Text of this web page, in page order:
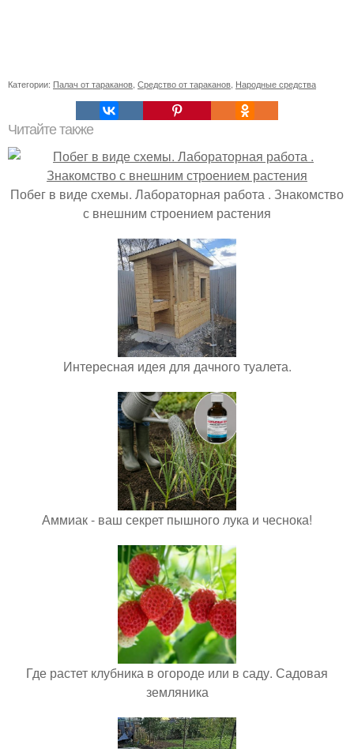
Категории: Палач от тараканов Средство от тараканов Народные средства
Читайте также
Побег в виде схемы. Лабораторная работа . Знакомство
с внешним строением растения
Интересная идея для дачного туалета.
Аммиак - ваш секрет пышного лука и чеснока!
Где растет клубника в огороде или в саду. Садовая
земляника